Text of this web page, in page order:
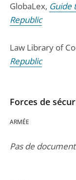
GlobaLex, Guide
Republic
Law Library of
Republic
Forces de
ARMÉE
Pas de